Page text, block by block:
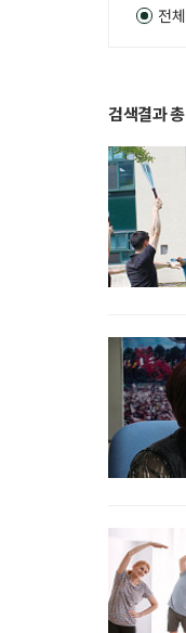
전체
검색결과 총